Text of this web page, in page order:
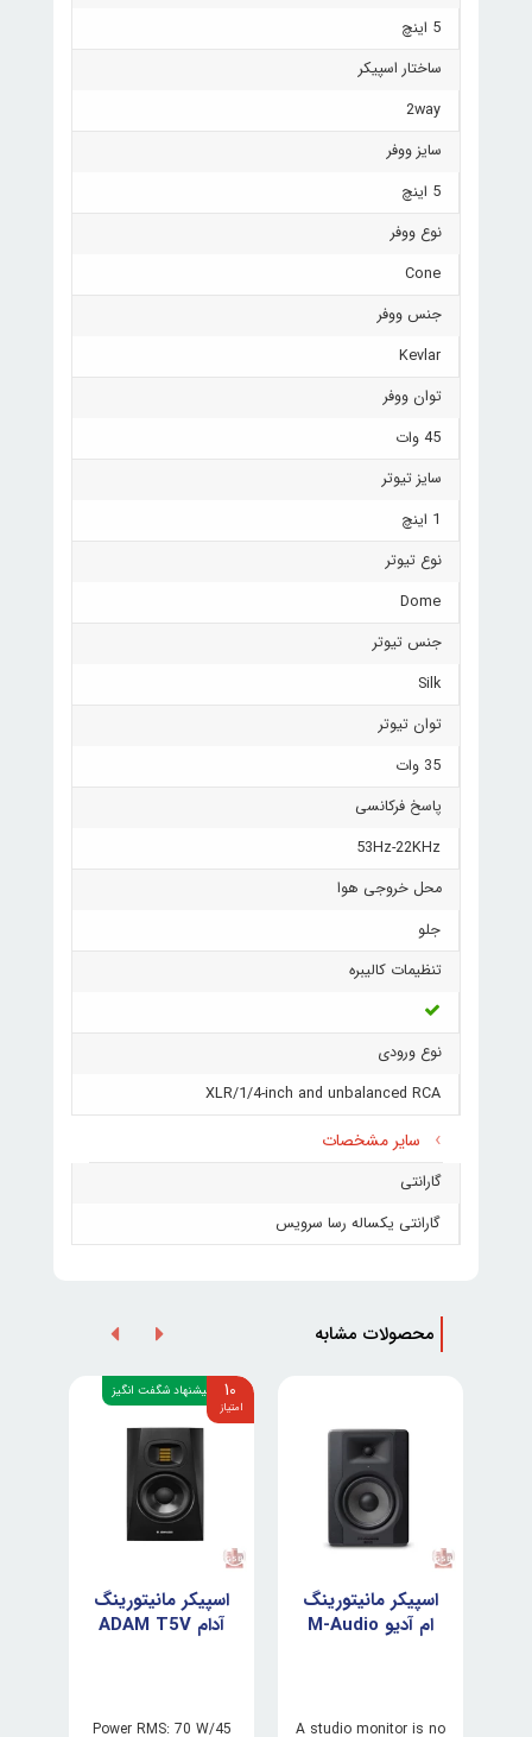
5 اینچ
ساختار اسپیکر
2way
سایز ووفر
5 اینچ
نوع ووفر
Cone
جنس ووفر
Kevlar
توان ووفر
45 وات
سایز تیوتر
1 اینچ
نوع تیوتر
Dome
جنس تیوتر
Silk
توان تیوتر
35 وات
پاسخ فرکانسی
53Hz-22KHz
محل خروجی هوا
جلو
تنظیمات کالیبره
نوع ورودی
XLR/1/4-inch and unbalanced RCA
سایر مشخصات
گارانتی
گارانتی یکساله رسا سرویس
محصولات مشابه
اسپیکر مانیتورینگ
ام آدیو M-Audio
A studio monitor is no
پیشنهاد شگفت انگیز 10
اسپیکر مانیتورینگ
آدام ADAM T5V
Power RMS: 70 W/45